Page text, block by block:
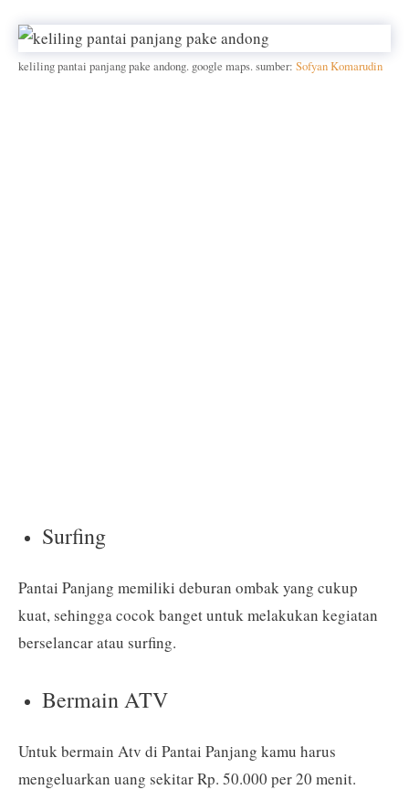
keliling pantai panjang pake andong. google maps. sumber: Sofyan Komarudin
Surfing
Pantai Panjang memiliki deburan ombak yang cukup
kuat, sehingga cocok banget untuk melakukan kegiatan
berselancar atau surfing.
Bermain ATV
Untuk bermain Atv di Pantai Panjang kamu harus
mengeluarkan uang sekitar Rp. 50.000 per 20 menit.